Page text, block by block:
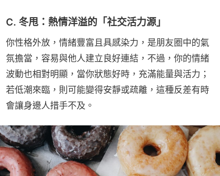
C. 冬甩：熱情洋溢的「社交活力源」
你性格外放，情緒豐富且具感染力，是朋友圈中的氣
氛擔當，容易與他人建立良好連結，不過，你的情緒
波動也相對明顯，當你狀態好時，充滿能量與活力；
若低潮來臨，則可能變得安靜或疏離，這種反差有時
會讓身邊人措手不及。